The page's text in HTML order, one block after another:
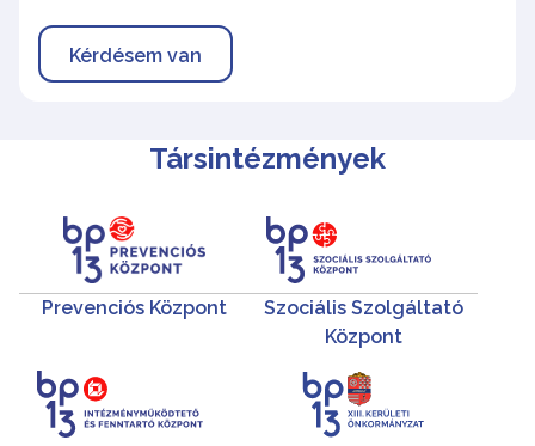
Kérdésem van
Társintézmények
Prevenciós Központ
Szociális Szolgáltató
Központ